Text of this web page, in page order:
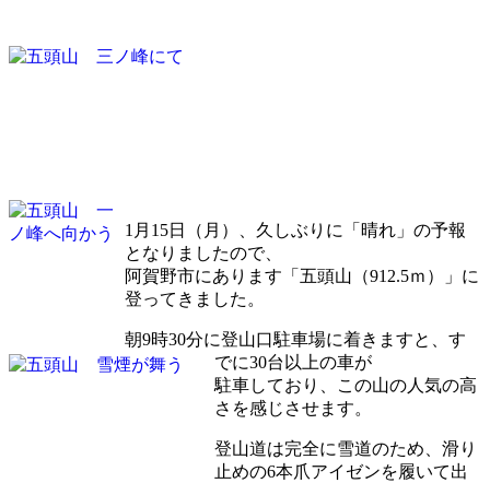
1月15日（月）、久しぶりに「晴れ」の予報
となりましたので、
阿賀野市にあります 「五頭山（912.5ｍ）」 に
登ってきました。
朝9時30分に登山口駐車場に着きますと、す
でに30台以上の車が
駐車しており、この山の人気の高
さを感じさせます。
登山道は完全に雪道のため、滑り
止めの6本爪アイゼンを履いて出